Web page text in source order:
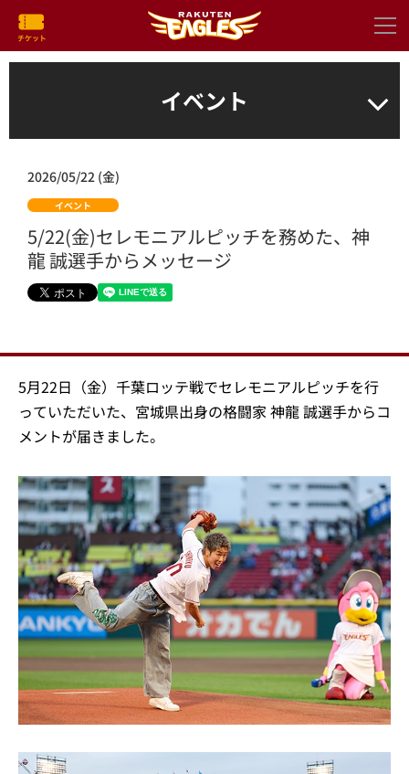
イベント
2026/05/22 (金)
イベント
5/22(金)セレモニアルピッチを務めた、神
龍 誠選手からメッセージ
5月22日（金）千葉ロッテ戦でセレモニアルピッチを行
っていただいた、宮城県出身の格闘家 神龍 誠選手からコ
メントが届きました。